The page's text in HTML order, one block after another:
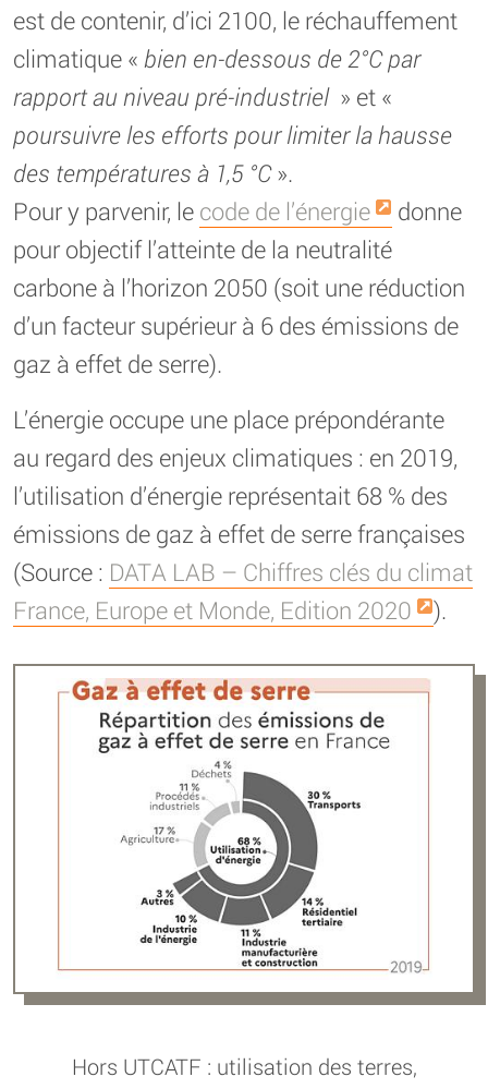
est de contenir, d’ici 2100, le réchauffement
climatique « bien en-dessous de 2°C par
rapport au niveau pré-industriel » et «
poursuivre les efforts pour limiter la hausse
des températures à 1,5 °C».
Pour y parvenir, le code de l’énergie
donne
pour objectif l’atteinte de la neutralité
carbone à l’horizon 2050 (soit une réduction
d’un facteur supérieur à 6 des émissions de
gaz à effet de serre).
L’énergie occupe une place prépondérante
au regard des enjeux climatiques : en 2019,
l’utilisation d’énergie représentait 68 % des
émissions de gaz à effet de serre françaises
(Source : DATA LAB – Chiffres clés du climat
France, Europe et Monde, Edition 2020
).
Hors UTCATF : utilisation des terres,